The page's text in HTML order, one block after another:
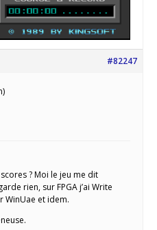
#82247
? Moi le jeu me dit
rien, sur FPGA j’ai Write
WinUae et idem.